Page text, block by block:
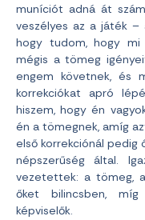
muníciót adná át
veszélyes az a játék –
hogy tudom, hogy mi
mégis a tömeg
engem követnek, és
korrekciókat apró
hiszem, hogy én
én a tömegnek, amíg
első korrekciónál pedig
népszerűség által.
vezetettek: a tömeg,
őket bilincsben,
képviselők.